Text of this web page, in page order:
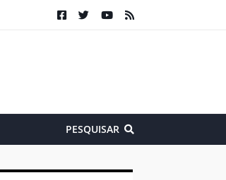
PESQUISAR